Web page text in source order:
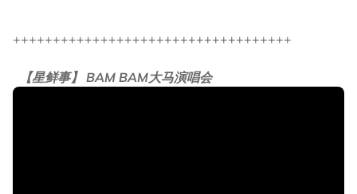
+++++++++++++++++++++++++++++++++++
【星鲜事】 BAM BAM大马演唱会